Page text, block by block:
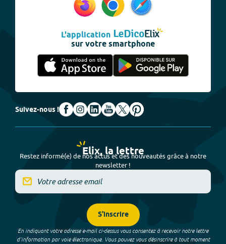
L'application
sur votre smartphone
Suivez-nous !
Elix, la lettre
Restez informé(e) de nos actus et des nouveautés grâce à notre
newsletter !
S'inscrire
En indiquant votre adresse e-mail ci-dessus vous consentez à recevoir notre lettre
d’information par voie électronique. Vous pouvez vous désinscrire à tout moment